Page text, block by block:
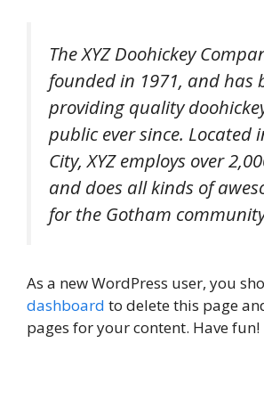
The XYZ Doohickey
founded in 1971, and has
providing quality
public ever since. Located
City, XYZ employs over
and does all kinds of
for the Gotham
As a new WordPress user, you
dashboard to delete this page
pages for your content. Have fun!